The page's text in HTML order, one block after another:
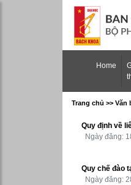
Home
Trang chủ >> Văn
Quy định về
Ngày đăng:
Quy chế đào
Ngày đăng: